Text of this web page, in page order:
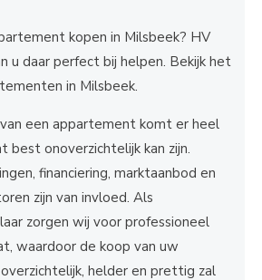
kopen in Milsbeek? HV
u daar perfect bij helpen. Bekijk het
in Milsbeek.
een appartement komt er heel
best onoverzichtelijk kan zijn.
financiering, marktaanbod en
zijn van invloed. Als
zorgen wij voor professioneel
waardoor de koop van uw
helder en prettig zal